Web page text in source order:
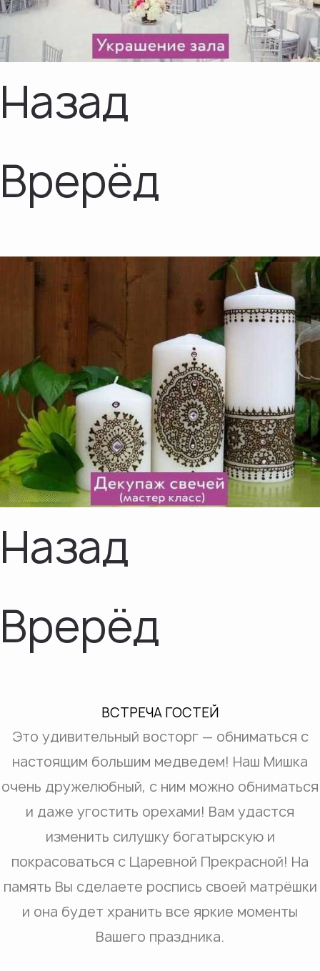
Назад
Врерёд
Назад
Врерёд
ВСТРЕЧА ГОСТЕЙ
Это удивительный восторг — обниматься с
настоящим большим медведем! Наш Мишка
очень дружелюбный, с ним можно обниматься
и даже угостить орехами! Вам удастся
изменить силушку богатырскую и
покрасоваться с Царевной Прекрасной! На
память Вы сделаете роспись своей матрёшки
и она будет хранить все яркие моменты
Вашего праздника.